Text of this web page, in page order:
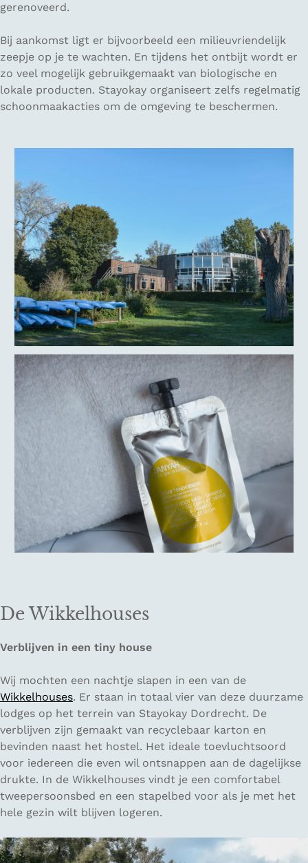
gerenoveerd.
Bij aankomst ligt er bijvoorbeeld een milieuvriendelijk
zeepje op je te wachten. En tijdens het ontbijt wordt er
zo veel mogelijk gebruikgemaakt van biologische en
lokale producten. Stayokay organiseert zelfs regelmatig
schoonmaakacties om de omgeving te beschermen.
De Wikkelhouses
Verblijven in een tiny house
Wij mochten een nachtje slapen in een van de
Wikkelhouses. Er staan in totaal vier van deze duurzame
lodges op het terrein van Stayokay Dordrecht. De
verblijven zijn gemaakt van recyclebaar karton en
bevinden naast het hostel. Het ideale toevluchtsoord
voor iedereen die even wil ontsnappen aan de dagelijkse
drukte. In de Wikkelhouses vindt je een comfortabel
tweepersoonsbed en een stapelbed voor als je met het
hele gezin wilt blijven logeren.